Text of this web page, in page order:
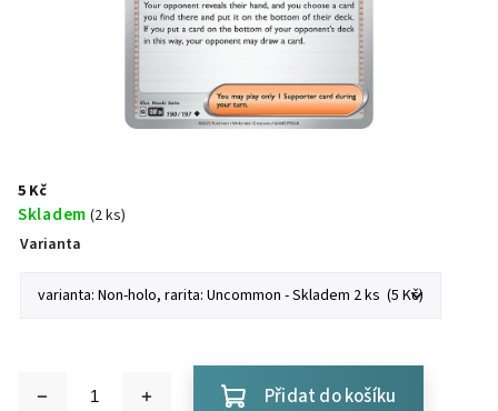
5 Kč
Skladem (2 ks)
Varianta
Přidat do košíku